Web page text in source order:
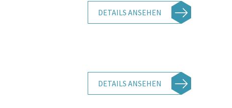
DETAILS ANSEHEN
DETAILS ANSEHEN